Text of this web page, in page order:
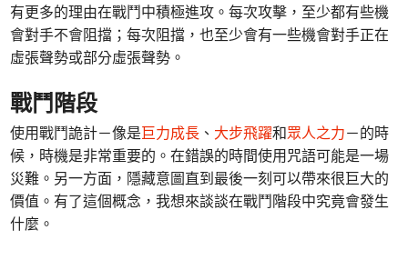
有更多的理由在戰鬥中積極進攻。每次攻擊，至少都有些機
會對手不會阻擋；每次阻擋，也至少會有一些機會對手正在
虛張聲勢或部分虛張聲勢。
戰鬥階段
使用戰鬥詭計－像是巨力成長 、 大步飛躍和眾人之力－的時
候，時機是非常重要的。在錯誤的時間使用咒語可能是一場
災難。另一方面，隱藏意圖直到最後一刻可以帶來很巨大的
價值。有了這個概念，我想來談談在戰鬥階段中究竟會發生
什麼。